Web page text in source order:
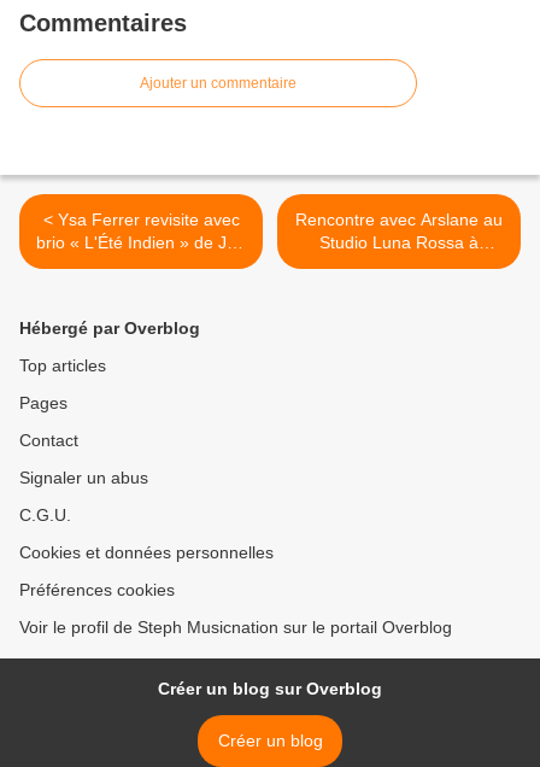
Commentaires
Ajouter un commentaire
< Ysa Ferrer revisite avec
brio « L'Été Indien » de Joe
Dassin !
Rencontre avec Arslane au
Studio Luna Rossa à
l’occasion de la parution de
Hébergé par Overblog
Top articles
Pages
Contact
Signaler un abus
C.G.U.
Cookies et données personnelles
Préférences cookies
Voir le profil de Steph Musicnation sur le portail Overblog
Créer un blog sur Overblog
Créer un blog